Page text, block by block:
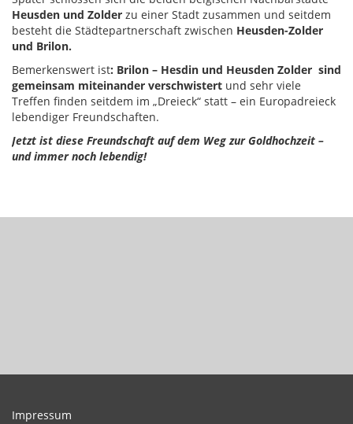
Heusden und Zolder zu einer Stadt zusammen und seitdem
besteht die Städtepartnerschaft zwischen Heusden-Zolder
und Brilon.
Bemerkenswert ist: Brilon – Hesdin und Heusden Zolder sind
gemeinsam miteinander verschwistert und sehr viele
Treffen finden seitdem im „Dreieck“ statt – ein Europadreieck
lebendiger Freundschaften.
Jetzt ist diese Freundschaft auf dem Weg zur Goldhochzeit –
und immer noch lebendig!
Impressum